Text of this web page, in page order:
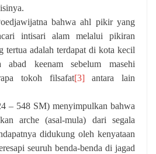
bahwa ahl pikir yang
intisari alam melalui pikiran
tertua adalah terdapat di kota kecil
abad keenam sebelum masehi
tokoh filsafat[3]antara lain
– 548 SM) menyimpulkan bahwa
arche (asal-mula) dari segala
didukung oleh kenyataan
seuruh benda-benda di jagad